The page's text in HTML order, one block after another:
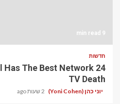
9 min read
חדשות
Has The Best Network
TV Death
יוני כהן (Yoni Cohen) 2 שעות ago